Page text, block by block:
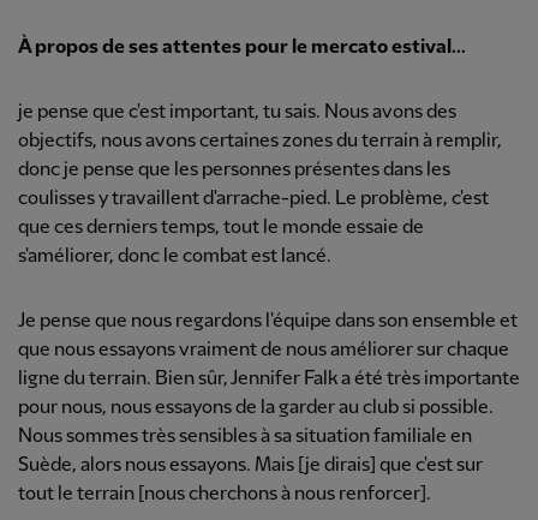
À propos de ses attentes pour le mercato estival...
je pense que c'est important, tu sais. Nous avons des
objectifs, nous avons certaines zones du terrain à remplir,
donc je pense que les personnes présentes dans les
coulisses y travaillent d'arrache-pied. Le problème, c'est
que ces derniers temps, tout le monde essaie de
s'améliorer, donc le combat est lancé.
Je pense que nous regardons l'équipe dans son ensemble et
que nous essayons vraiment de nous améliorer sur chaque
ligne du terrain. Bien sûr, Jennifer Falk a été très importante
pour nous, nous essayons de la garder au club si possible.
Nous sommes très sensibles à sa situation familiale en
Suède, alors nous essayons. Mais [je dirais] que c'est sur
tout le terrain [nous cherchons à nous renforcer].